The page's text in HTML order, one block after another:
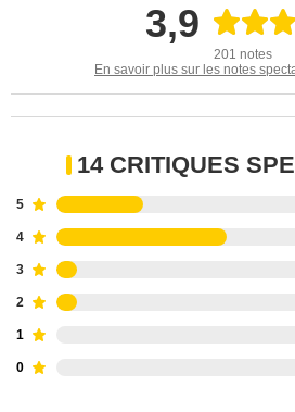
3,9
201 notes
En savoir plus sur les notes
14 CRITIQUES
5
4
3
2
1
0